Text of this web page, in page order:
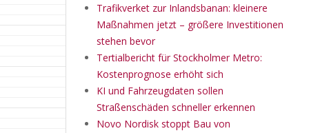
Trafikverket zur Inlandsbanan: kleinere
Maßnahmen jetzt – größere Investitionen
stehen bevor
Tertialbericht für Stockholmer Metro:
Kostenprognose erhöht sich
KI und Fahrzeugdaten sollen
Straßenschäden schneller erkennen
Novo Nordisk stoppt Bau von